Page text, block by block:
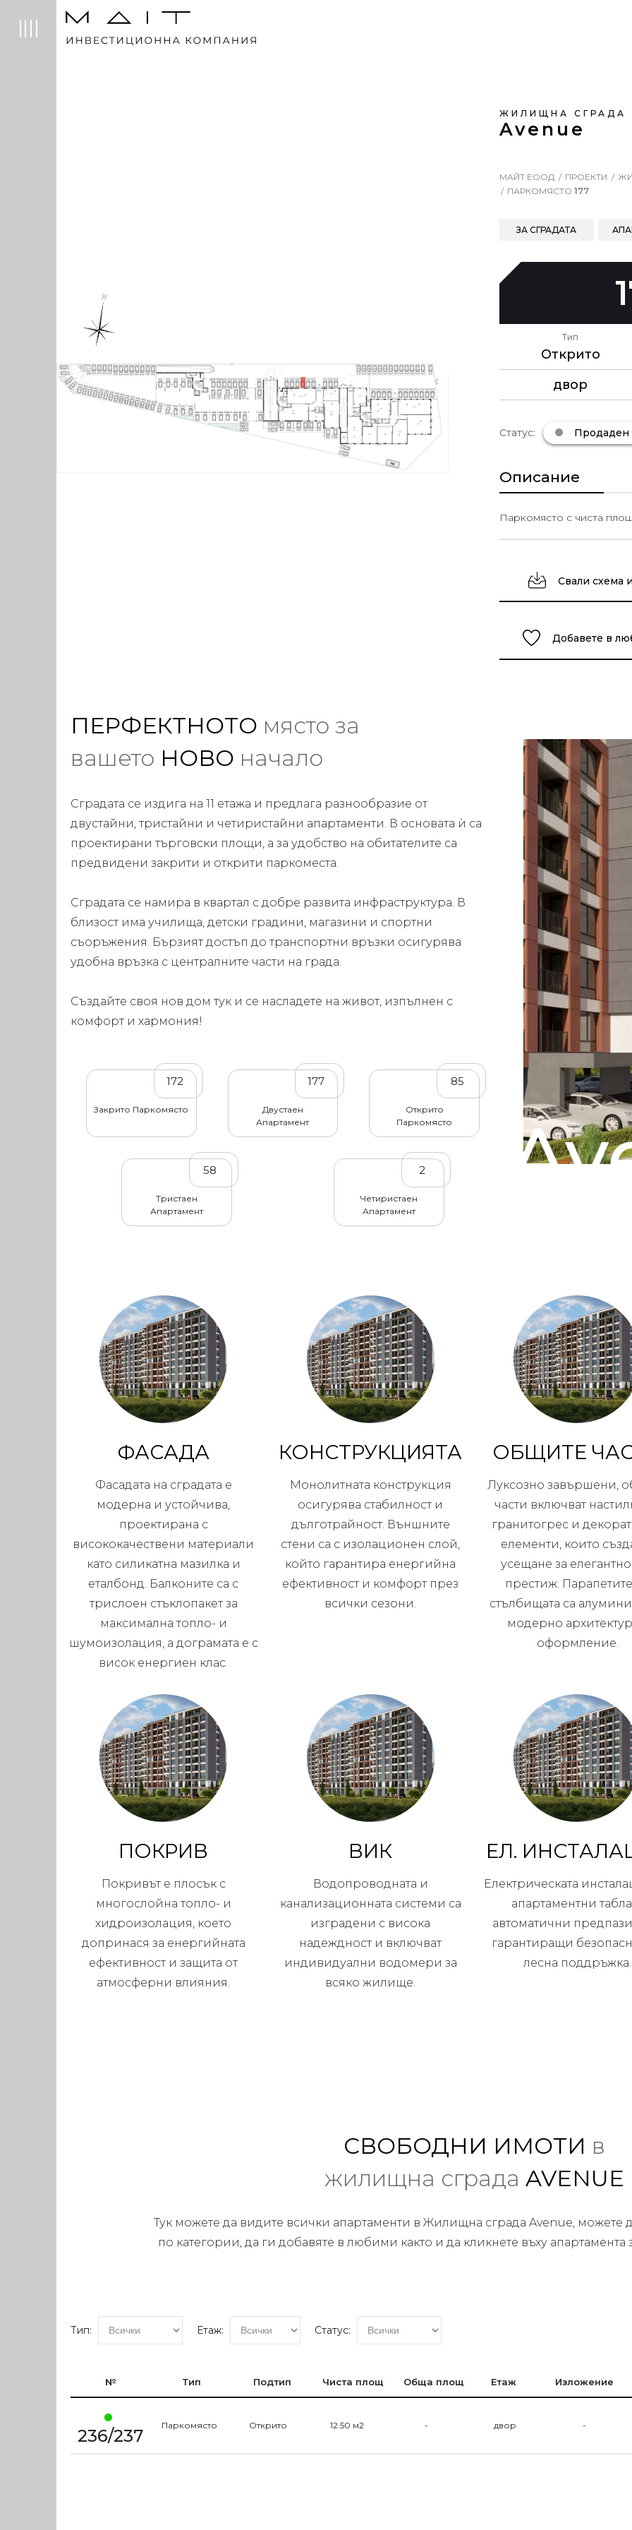
ЖИЛИЩНА СГРАДА
Avenue
МАЙТ ЕООД ПРОЕКТИ
ПАРКОМЯСТО 177
ЗА СГРАДАТА
Тип
Открито
двор
Статус: Продаден
Описание
Паркомясто с чиста площ
Свали схема
Добавете в
ПЕРФЕКТНОТО място за
вашето НОВО начало
Сградата се издига на 11 етажа и предлага разнообразие от
двустайни, тристайни и четиристайни апартаменти. В основата ѝ са
проектирани търговски площи, а за удобство на обитателите са
предвидени закрити и открити паркоместа.
Сградата се намира в квартал с добре развита инфраструктура. В
близост има училища, детски градини, магазини и спортни
съоръжения. Бързият достъп до транспортни връзки осигурява
удобна връзка с централните части на града.
Създайте своя нов дом тук и се насладете на живот, изпълнен с
комфорт и хармония!
172
Закрито Паркомясто
177
Двустаен
Апартамент
85
Открито
Паркомясто
58
Тристаен
Апартамент
2
Четиристаен
Апартамент
ФАСАДА
Фасадата на сградата е
модерна и устойчива,
проектирана с
висококачествени материали
като силикатна мазилка и
еталбонд. Балконите са с
трислоен стъклопакет за
максимална топло- и
шумоизолация, а дограмата е с
висок енергиен клас.
КОНСТРУКЦИЯТА
Монолитната конструкция
осигурява стабилност и
дълготрайност. Външните
стени са с изолационен слой,
който гарантира енергийна
ефективност и комфорт през
всички сезони.
ОБЩИТЕ
Луксозно завършени,
части включват
гранитогрес и
елементи, които
усещане за
престиж.
стълбищата са
модерно
оформление.
ПОКРИВ
Покривът е плосък с
многослойна топло- и
хидроизолация, което
допринася за енергийната
ефективност и защита от
атмосферни влияния.
ВИК
Водопроводната и
канализационната системи са
изградени с висока
надеждност и включват
индивидуални водомери за
всяко жилище.
ЕЛ.
Електрическата
апартаментни
автоматични
гарантиращи
лесна поддръжка.
СВОБОДНИ ИМОТИ в
жилищна сграда AVENUE
Тук можете да видите всички апартаменти в Жилищна сграда Avenue, можете
по категории, да ги добавяте в любими както и да кликнете въху
Тип: Етаж: Статус:
№ Тип Подтип Чиста площ Обща площ Етаж Изложение
236/237
Паркомясто Открито 12.50 м2 - двор -